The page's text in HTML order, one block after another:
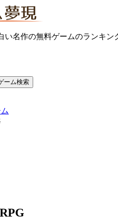
い名作の無料ゲームのランキン